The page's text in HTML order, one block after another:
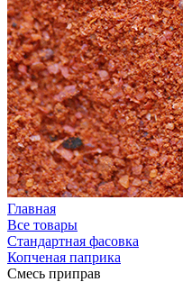
Главная
Все товары
Стандартная фасовка
Копченая паприка
Смесь приправ